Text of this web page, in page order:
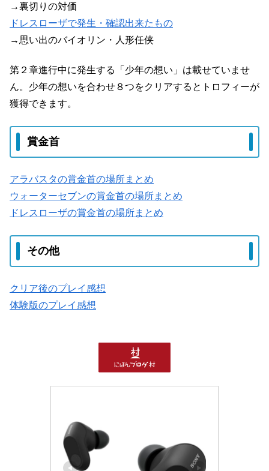
→裏切りの対価
ドレスローザで発生・確認出来たもの
→思い出のバイオリン・人形任侠
第２章進行中に発生する「少年の想い」は載せていませ
ん。少年の想いを合わせ８つをクリアするとトロフィーが
獲得できます。
賞金首
アラバスタの賞金首の場所まとめ
ウォーターセブンの賞金首の場所まとめ
ドレスローザの賞金首の場所まとめ
その他
クリア後のプレイ感想
体験版のプレイ感想